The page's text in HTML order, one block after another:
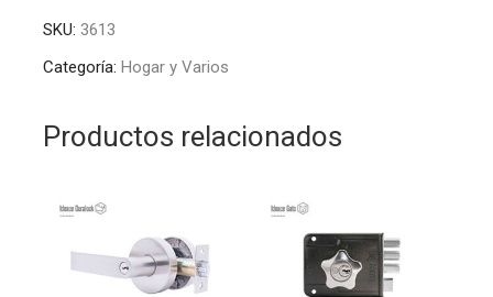
MILENIO
CROMO
IDEACE
r
t
:
SKU: 3613
Categoría: Hogar y Varios
Productos relacionados